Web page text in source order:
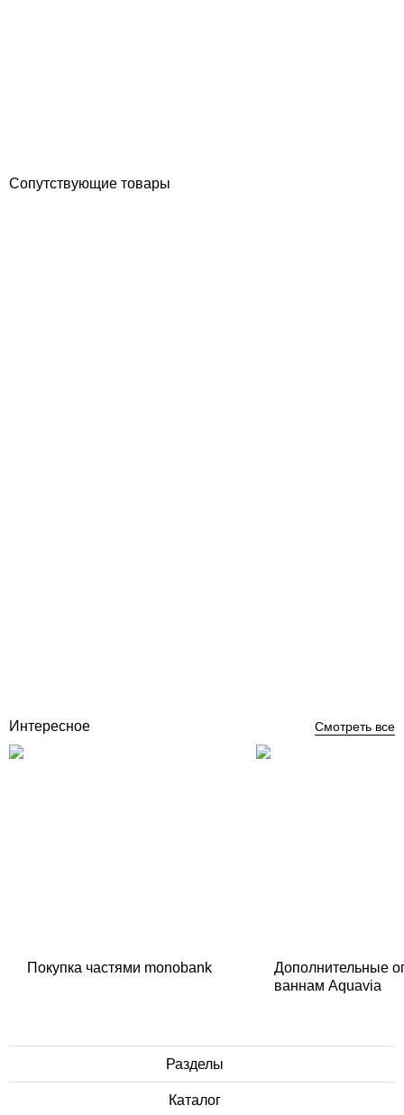
Сопутствующие товары
Интересное Смотреть все
Покупка частями monobank
Дополнительные
ваннам Aquavia
Разделы
Каталог